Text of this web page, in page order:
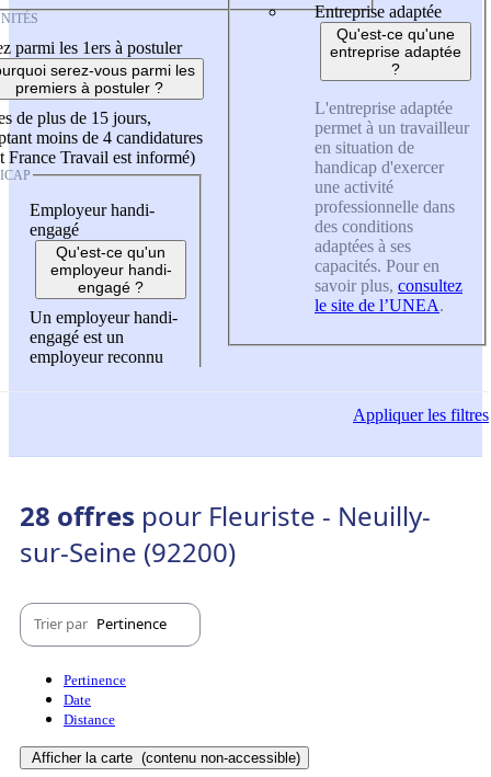
parmi les 1ers à postuler
serez-vous parmi les
premiers à postuler ?
de plus de 15 jours,
moins de 4 candidatures
France Travail est informé)
Employeur handi-
engagé
Qu'est-ce qu'un
employeur handi-
engagé ?
Un employeur handi-
engagé est un
employeur reconnu
Entreprise adaptée
Qu'est-ce qu'une
entreprise adaptée
?
L'entreprise adaptée
permet à un travailleur
en situation de
handicap d'exercer
une activité
professionnelle dans
des conditions
adaptées à ses
capacités. Pour en
savoir plus, consultez
le site de l’UNEA.
Appliquerles filtres
28 offres pour Fleuriste - Neuilly-
sur-Seine (92200)
Trier par Pertinence
Pertinence
Date
Distance
Afficher la carte (contenu non-accessible)